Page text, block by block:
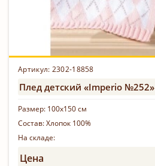
Артикул: 2302-18858
Плед детский «Imperio №252»
Размер: 100х150 см
Состав:Хлопок 100%
На складе:
Цена